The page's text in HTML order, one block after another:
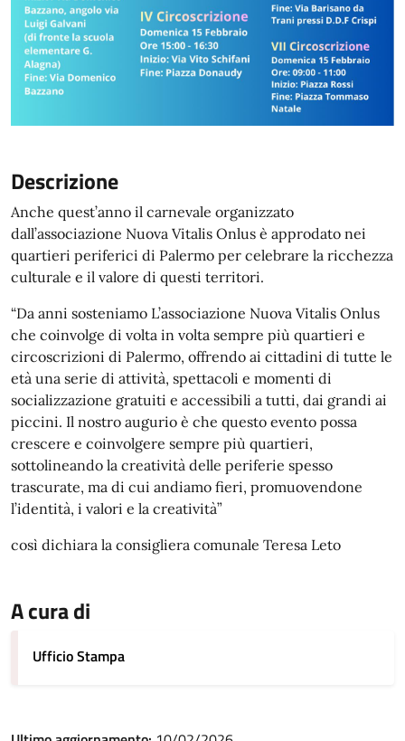
Descrizione
Anche quest’anno il carnevale organizzato
dall’associazione Nuova Vitalis Onlus è approdato nei
quartieri periferici di Palermo per celebrare la ricchezza
culturale e il valore di questi territori.
“Da anni sosteniamo L’associazione Nuova Vitalis Onlus
che coinvolge di volta in volta sempre più quartieri e
circoscrizioni di Palermo, offrendo ai cittadini di tutte le
età una serie di attività, spettacoli e momenti di
socializzazione gratuiti e accessibili a tutti, dai grandi ai
piccini. Il nostro augurio è che questo evento possa
crescere e coinvolgere sempre più quartieri,
sottolineando la creatività delle periferie spesso
trascurate, ma di cui andiamo fieri, promuovendone
l’identità, i valori e la creatività”
così dichiara la consigliera comunale Teresa Leto
A cura di
Ufficio Stampa